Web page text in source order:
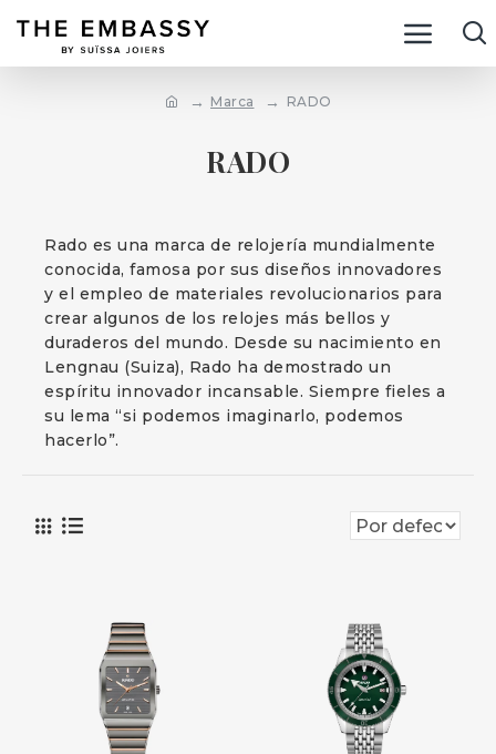
Marca RADO
RADO
Rado es una marca de relojería mundialmente
conocida, famosa por sus diseños innovadores
y el empleo de materiales revolucionarios para
crear algunos de los relojes más bellos y
duraderos del mundo. Desde su nacimiento en
Lengnau (Suiza), Rado ha demostrado un
espíritu innovador incansable. Siempre fieles a
su lema “si podemos imaginarlo, podemos
hacerlo”.